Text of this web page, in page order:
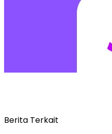
Berita Terkait